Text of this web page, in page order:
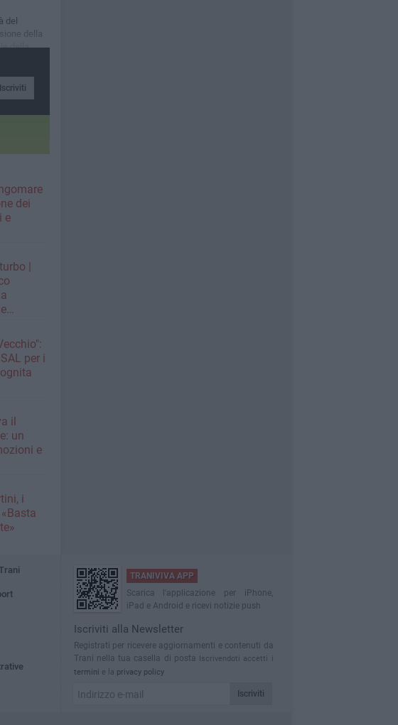
del
della
della
Iscriviti
dei
e
|
il
un
e
i
TRANIVIVA APP
Scarica l'applicazione per iPhone,
iPad e Android e ricevi notizie push
Iscriviti alla Newsletter
Registrati per ricevere aggiornamenti e contenuti da
Trani nella tua casella di posta Iscrivendoti accetti i
termini e la privacy policy
Iscriviti